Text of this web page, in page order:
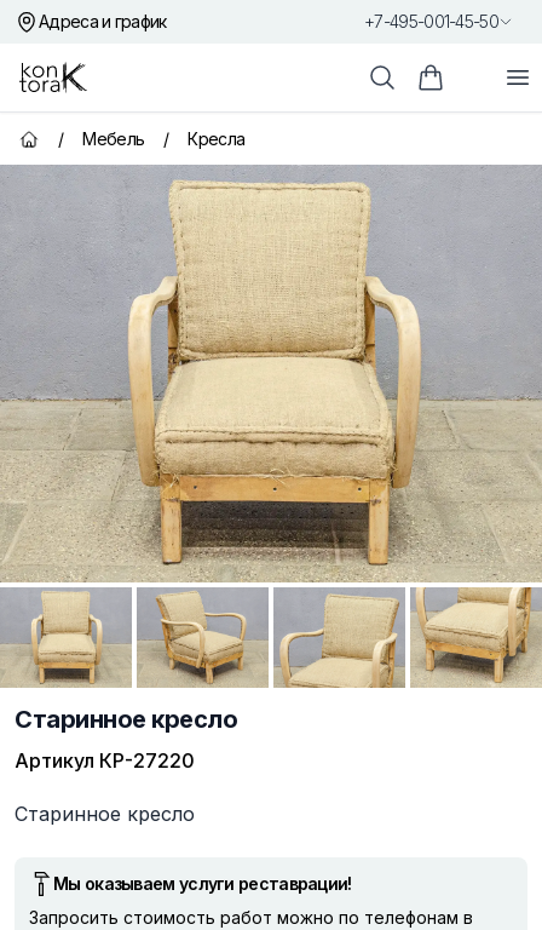
Адреса и график +7-495-001-45-50
Контора К
ПоискКорзина
Главная страница
/ Мебель / Кресла
Старинное кресло
Артикул КР-27220
Описание
Старинное кресло
Мы оказываем услуги реставрации!
Запросить стоимость работ можно по телефонам в